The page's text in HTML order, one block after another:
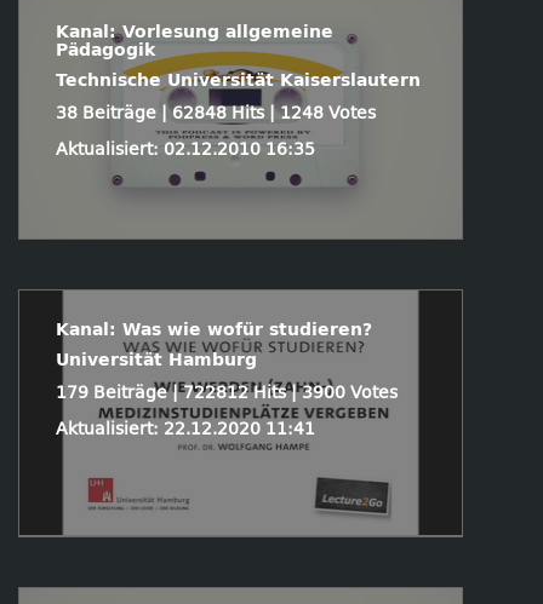
Kanal: Vorlesung allgemeine
Pädagogik
Technische Universität Kaiserslautern
38 Beiträge | 62848 Hits | 1248 Votes
Aktualisiert: 02.12.2010 16:35
Kanal: Was wie wofür studieren?
Universität Hamburg
179 Beiträge | 722812 Hits | 3900 Votes
Aktualisiert: 22.12.2020 11:41